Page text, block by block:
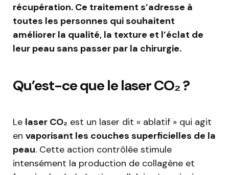
récupération. Ce traitement s’adresse à
toutes les personnes qui souhaitent
améliorer la qualité, la texture et l’éclat de
leur peau sans passer par la chirurgie.
Qu’est-ce que le laser CO₂ ?
Le laser CO₂ est un laser dit « ablatif » qui agit
en vaporisant les couches superficielles de la
peau. Cette action contrôlée stimule
intensément la production de collagène et